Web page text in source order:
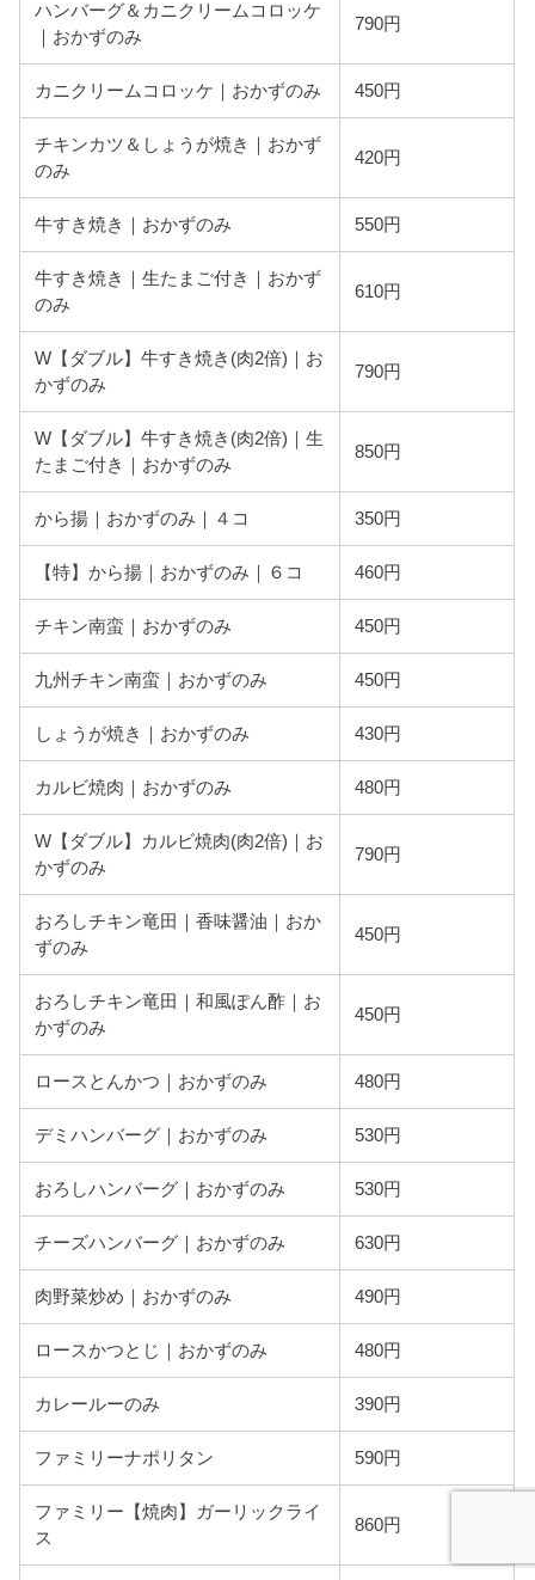
ハンバーグ＆カニクリームコロッケ
｜おかずのみ
790円
カニクリームコロッケ｜おかずのみ 450円
チキンカツ＆しょうが焼き｜おかず
のみ
420円
牛すき焼き｜おかずのみ 550円
牛すき焼き｜生たまご付き｜おかず
のみ
610円
W【ダブル】牛すき焼き(肉2倍)｜お
かずのみ
790円
W【ダブル】牛すき焼き(肉2倍)｜生
たまご付き｜おかずのみ
850円
から揚｜おかずのみ｜４コ 350円
【特】から揚｜おかずのみ｜６コ 460円
チキン南蛮｜おかずのみ 450円
九州チキン南蛮｜おかずのみ 450円
しょうが焼き｜おかずのみ 430円
カルビ焼肉｜おかずのみ 480円
W【ダブル】カルビ焼肉(肉2倍)｜お
かずのみ
790円
おろしチキン竜田｜香味醤油｜おか
ずのみ
450円
おろしチキン竜田｜和風ぽん酢｜お
かずのみ
450円
ロースとんかつ｜おかずのみ 480円
デミハンバーグ｜おかずのみ 530円
おろしハンバーグ｜おかずのみ 530円
チーズハンバーグ｜おかずのみ 630円
肉野菜炒め｜おかずのみ 490円
ロースかつとじ｜おかずのみ 480円
カレールーのみ 390円
ファミリーナポリタン 590円
ファミリー【焼肉】ガーリックライ
ス
860円